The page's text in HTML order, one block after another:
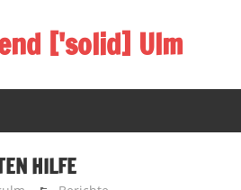
['solid] Ulm
HILFE